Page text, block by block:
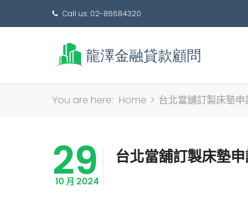
Call us: 02-86684320
You are here: Home > 台北當舖訂製床墊
29
10 月 2024
台北當舖訂製床墊